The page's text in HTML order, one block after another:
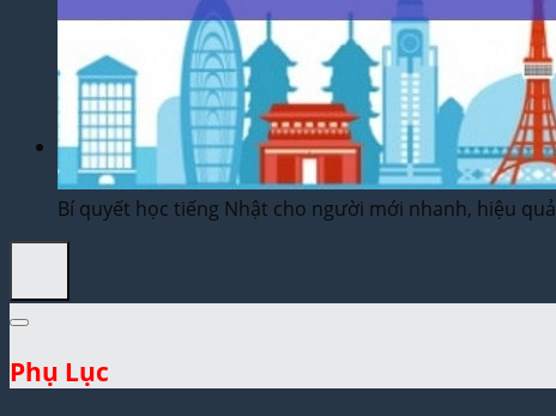
Tuyển Dụng
Chia Sẻ Kinh Nghiệm
Góc Tự Học
Mẫu Dịch Thuật
Dịch Thuật Vì Cộng Đồng
Liên Hệ & Thanh toán
Bí quyết học tiếng Nhật cho người mới nhanh, hiệu quả
Phụ Lục